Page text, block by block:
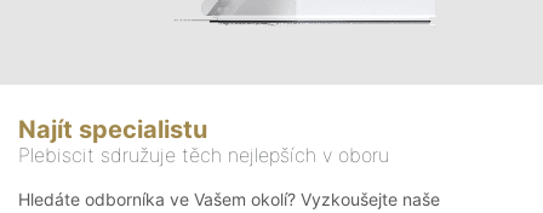
Najít specialistu
Plebiscit sdružuje těch nejlepších v oboru
Hledáte odborníka ve Vašem okolí? Vyzkoušejte naše